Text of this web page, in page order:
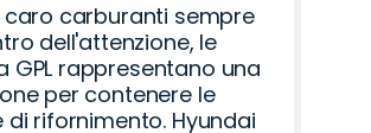
caro carburanti sempre
dell'attenzione, le
GPL rappresentano una
per contenere le
di rifornimento. Hyundai